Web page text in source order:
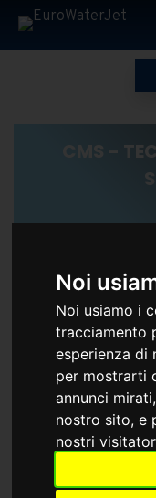
Noi
Noi usiamo i
tracciamento
esperienza di
per mostrarti
annunci
nostro sito, e
nostri
CMS -
EFFETTUA IL